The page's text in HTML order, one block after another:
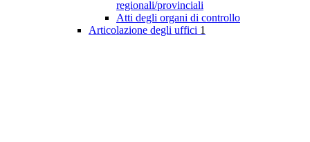
regionali/provinciali
Atti degli organi di controllo
Articolazione degli uffici 1